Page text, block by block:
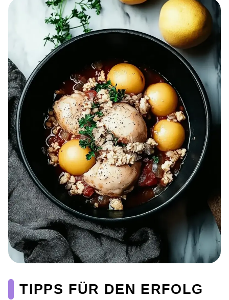
TIPPS FÜR DEN ERFOLG